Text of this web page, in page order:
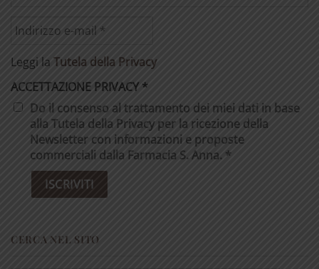
Leggi la Tutela della Privacy
ACCETTAZIONE PRIVACY*
Do il consenso al trattamento dei miei dati in base
alla Tutela della Privacy per la ricezione della
Newsletter con informazioni e proposte
commerciali dalla Farmacia S. Anna. *
CERCA NEL SITO